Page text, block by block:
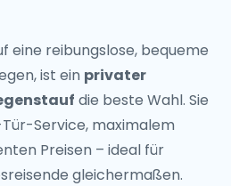
eine reibungslose, bequeme
ist ein privater
die beste Wahl. Sie
Service, maximalem
Preisen – ideal für
gleichermaßen.